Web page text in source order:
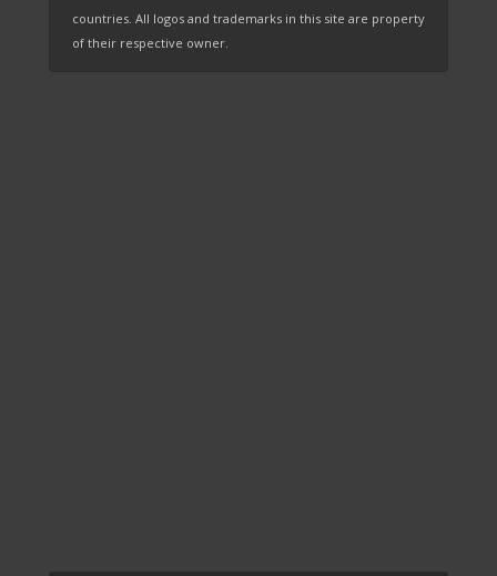
countries. All logos and trademarks in this site are property
of their respective owner.